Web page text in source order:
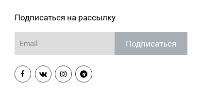
Подписаться на рассылку
Подписаться